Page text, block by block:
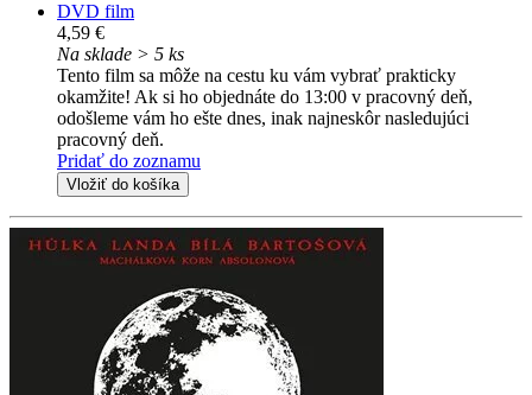
DVD film
4,59 €
Na sklade > 5 ks
Tento film sa môže na cestu ku vám vybrať prakticky
okamžite! Ak si ho objednáte do 13:00 v pracovný deň,
odošleme vám ho ešte dnes, inak najneskôr nasledujúci
pracovný deň.
Pridať do zoznamu
Vložiť do košíka